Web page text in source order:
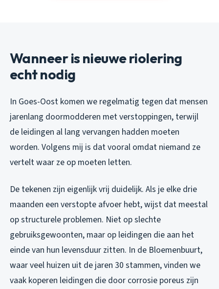
Wanneer is nieuwe riolering
echt nodig
In Goes-Oost komen we regelmatig tegen dat mensen
jarenlang doormodderen met verstoppingen, terwijl
de leidingen al lang vervangen hadden moeten
worden. Volgens mij is dat vooral omdat niemand ze
vertelt waar ze op moeten letten.
De tekenen zijn eigenlijk vrij duidelijk. Als je elke drie
maanden een verstopte afvoer hebt, wijst dat meestal
op structurele problemen. Niet op slechte
gebruiksgewoonten, maar op leidingen die aan het
einde van hun levensduur zitten. In de Bloemenbuurt,
waar veel huizen uit de jaren 30 stammen, vinden we
vaak koperen leidingen die door corrosie poreus zijn